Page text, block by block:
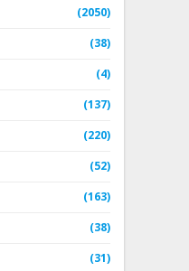
(2050)
(38)
(4)
(137)
(220)
(52)
(163)
(38)
(31)